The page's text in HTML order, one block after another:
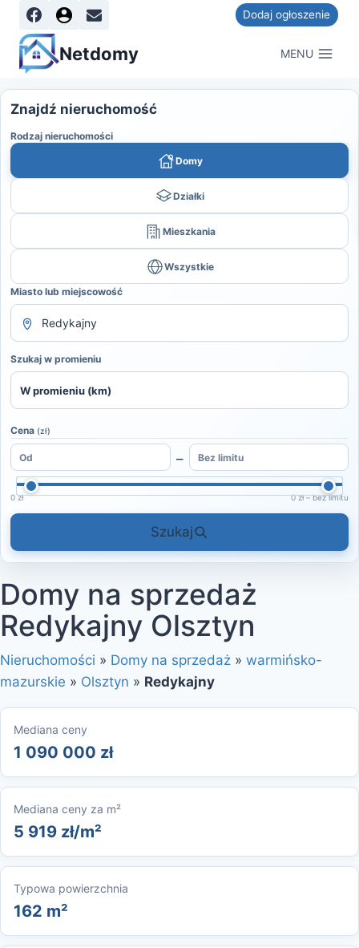
Dodaj ogłoszenie
Netdomy MENU
Znajdź nieruchomość
Rodzaj nieruchomości
Domy
Działki
Mieszkania
Wszystkie
Miasto lub miejscowość
Szukaj w promieniu
Cena (zł)
–
0 zł 0 zł – bez limitu
Szukaj
Domy na sprzedaż
Redykajny Olsztyn
Nieruchomości » Domy na sprzedaż » warmińsko-
mazurskie » Olsztyn » Redykajny
Mediana ceny
1 090 000 zł
Mediana ceny za m²
5 919 zł/m²
Typowa powierzchnia
162 m²